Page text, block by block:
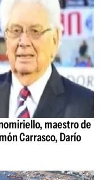
maestro de
Carrasco, Darío